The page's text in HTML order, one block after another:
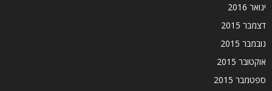
ינואר 2016
דצמבר 2015
נובמבר 2015
אוקטובר 2015
ספטמבר 2015